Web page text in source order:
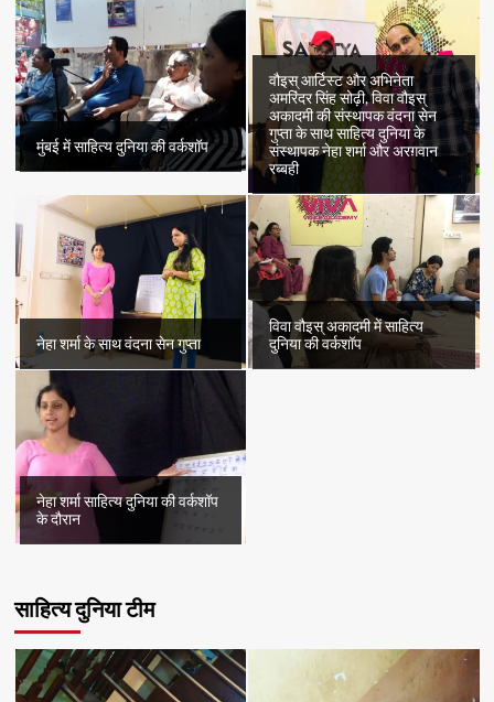
मुंबई में साहित्य दुनिया की वर्कशॉप
वौइस् आर्टिस्ट और अभिनेता
अमरिंदर सिंह सोढ़ी, विवा वौइस्
अकादमी की संस्थापक वंदना सेन
गुप्ता के साथ साहित्य दुनिया के
संस्थापक नेहा शर्मा और अरग़वान
रब्बही
नेहा शर्मा के साथ वंदना सेन गुप्ता
विवा वौइस् अकादमी में साहित्य
दुनिया की वर्कशॉप
नेहा शर्मा साहित्य दुनिया की वर्कशॉप
के दौरान
साहित्य दुनिया टीम